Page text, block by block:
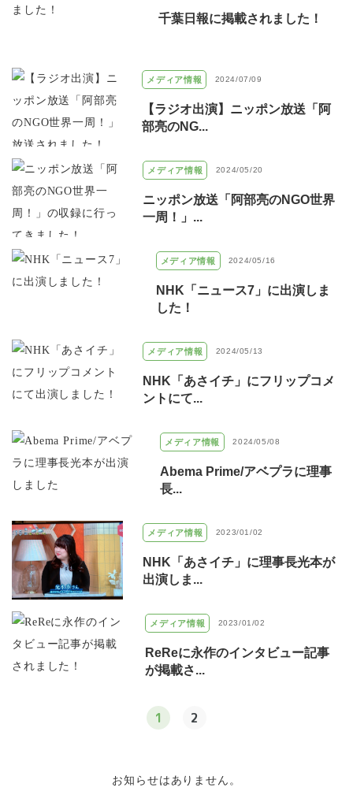
千葉日報に掲載されました！
メディア情報 2024/07/09
【ラジオ出演】ニッポン放送「阿
部亮のNG...
メディア情報 2024/05/20
ニッポン放送「阿部亮のNGO世界
一周！」...
メディア情報 2024/05/16
NHK「ニュース7」に出演しま
した！
メディア情報 2024/05/13
NHK「あさイチ」にフリップコメ
ントにて...
メディア情報 2024/05/08
Abema Prime/アベプラに理事
長...
メディア情報 2023/01/02
NHK「あさイチ」に理事長光本が
出演しま...
メディア情報 2023/01/02
ReReに永作のインタビュー記事
が掲載さ...
1 2
お知らせはありません。